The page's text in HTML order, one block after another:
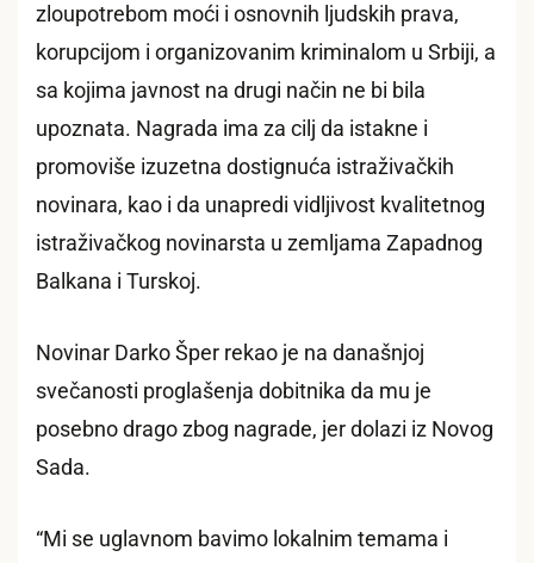
zloupotrebom moći i osnovnih ljudskih prava,
korupcijom i organizovanim kriminalom u Srbiji, a
sa kojima javnost na drugi način ne bi bila
upoznata. Nagrada ima za cilj da istakne i
promoviše izuzetna dostignuća istraživačkih
novinara, kao i da unapredi vidljivost kvalitetnog
istraživačkog novinarsta u zemljama Zapadnog
Balkana i Turskoj.
Novinar Darko Šper rekao je na današnjoj
svečanosti proglašenja dobitnika da mu je
posebno drago zbog nagrade, jer dolazi iz Novog
Sada.
“Mi se uglavnom bavimo lokalnim temama i